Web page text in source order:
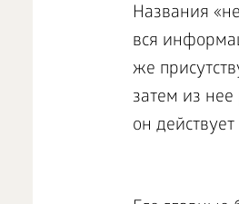
Названия
вся
же
затем из нее
он